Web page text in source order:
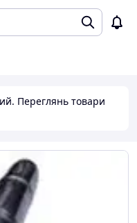
Переглянь товари